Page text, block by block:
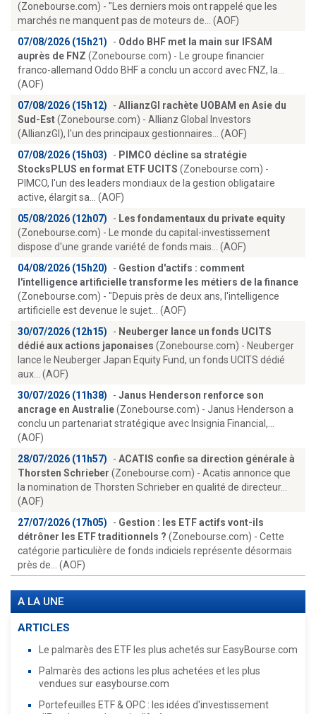
(Zonebourse.com) - "Les derniers mois ont rappelé que les
marchés ne manquent pas de moteurs de... (AOF)
07/08/2026 (15h21)
- Oddo BHF met la main sur IFSAM
auprès de FNZ (Zonebourse.com) - Le groupe financier
franco-allemand Oddo BHF a conclu un accord avec FNZ, la...
(AOF)
07/08/2026 (15h12)
- AllianzGI rachète UOBAM en Asie du
Sud-Est(Zonebourse.com) - Allianz Global Investors
(AllianzGI), l'un des principaux gestionnaires... (AOF)
07/08/2026 (15h03)
- PIMCO décline sa stratégie
StocksPLUS en format ETF UCITS (Zonebourse.com) -
PIMCO, l'un des leaders mondiaux de la gestion obligataire
active, élargit sa... (AOF)
05/08/2026 (12h07)
- Les fondamentaux du private equity
(Zonebourse.com) - Le monde du capital-investissement
dispose d'une grande variété de fonds mais... (AOF)
04/08/2026 (15h20)
- Gestion d'actifs : comment
l'intelligence artificielle transforme les métiers de la finance
(Zonebourse.com) - "Depuis près de deux ans, l'intelligence
artificielle est devenue le sujet... (AOF)
30/07/2026 (12h15)
- Neuberger lance un fonds UCITS
dédié aux actions japonaises (Zonebourse.com) - Neuberger
lance le Neuberger Japan Equity Fund, un fonds UCITS dédié
aux... (AOF)
30/07/2026 (11h38)
- Janus Henderson renforce son
ancrage en Australie(Zonebourse.com) - Janus Henderson a
conclu un partenariat stratégique avec Insignia Financial,...
(AOF)
28/07/2026 (11h57)
- ACATIS confie sa direction générale à
Thorsten Schrieber (Zonebourse.com) - Acatis annonce que
la nomination de Thorsten Schrieber en qualité de directeur...
(AOF)
27/07/2026 (17h05)
- Gestion : les ETF actifs vont-ils
détrôner les ETF traditionnels ? (Zonebourse.com) - Cette
catégorie particulière de fonds indiciels représente désormais
près de... (AOF)
A LA UNE
ARTICLES
Le palmarès des ETF les plus achetés sur EasyBourse.com
Palmarès des actions les plus achetées et les plus
vendues sur easybourse.com
Portefeuilles ETF & OPC : les idées d'investissement